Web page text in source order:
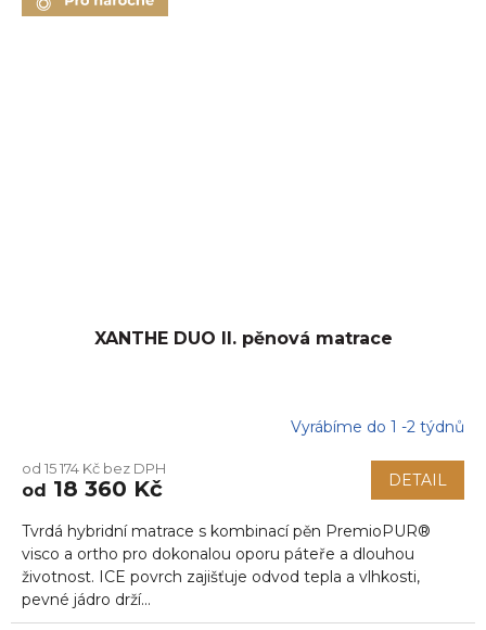
XANTHE DUO II. pěnová matrace
produktu
je
z
5
hvězdiček.
Vyrábíme do 1 -2 týdnů
od 15 174 Kč bez DPH
od 18 360 Kč DETAIL
Tvrdá hybridní matrace s kombinací pěn PremioPUR®
visco a ortho pro dokonalou oporu páteře a dlouhou
životnost. ICE povrch zajišťuje odvod tepla a vlhkosti,
pevné jádro drží...